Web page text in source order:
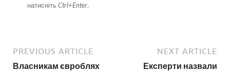
натисніть Ctrl+Enter.
PREVIOUS ARTICLE
Власникам євроблях
NEXT ARTICLE
Експерти назвали